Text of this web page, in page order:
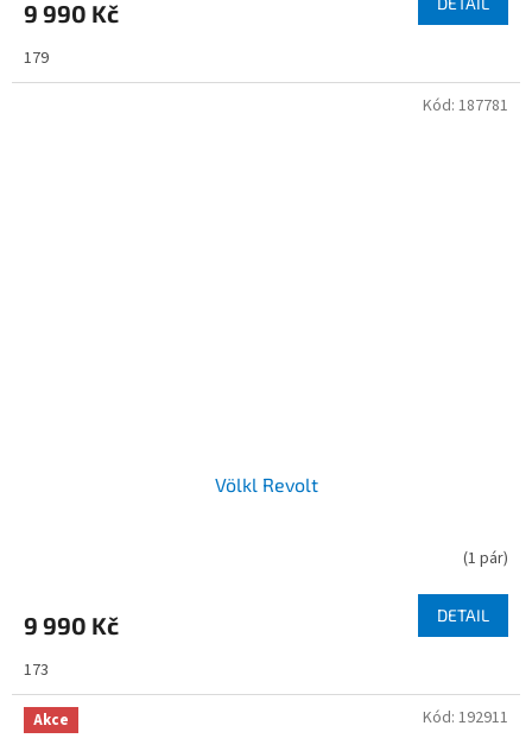
9 990 Kč
179
Völkl Revolt
(1 pár)
9 990 Kč DETAIL
173
Kód: 187781
Akce Kód: 192911